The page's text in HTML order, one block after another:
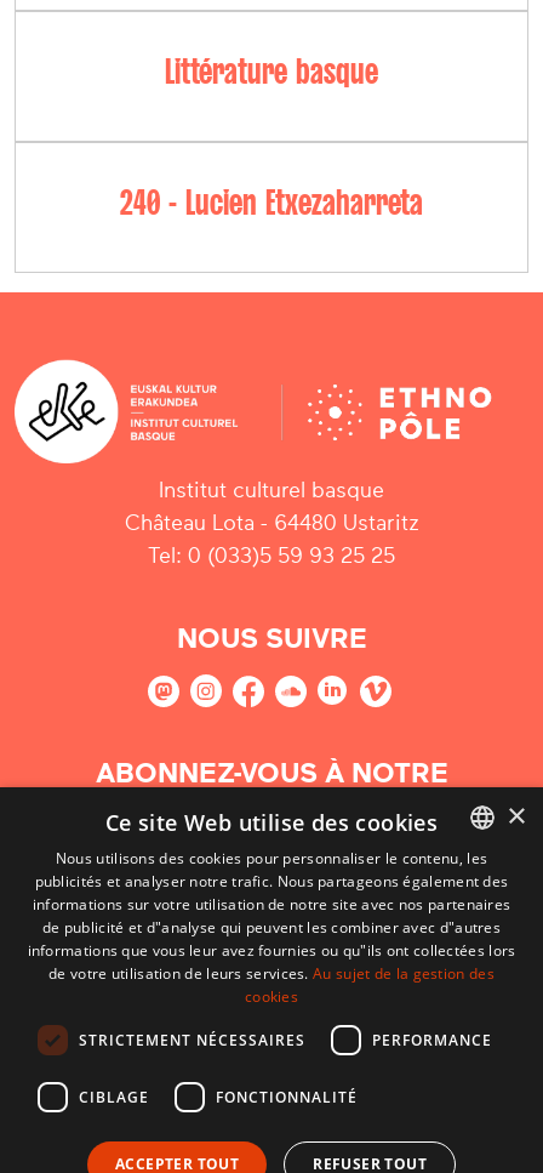
Littérature basque
240 - Lucien Etxezaharreta
Institut culturel basque
Château Lota - 64480 Ustaritz
Tel: 0 (033)5 59 93 25 25
NOUS SUIVRE
ABONNEZ-VOUS À NOTRE
NEWSLETTER
S'abonner
BASQUE
FRENCH
×
Ce site Web utilise des cookies
Nous utilisons des cookies pour personnaliser le contenu, les
publicités et analyser notre trafic. Nous partageons également des
informations sur votre utilisation de notre site avec nos partenaires
de publicité et d"analyse qui peuvent les combiner avec d"autres
informations que vous leur avez fournies ou qu"ils ont collectées lors
de votre utilisation de leurs services.Au sujet de la gestion des
cookies
STRICTEMENT NÉCESSAIRES PERFORMANCE
CIBLAGE FONCTIONNALITÉ
ACCEPTER TOUT REFUSER TOUT